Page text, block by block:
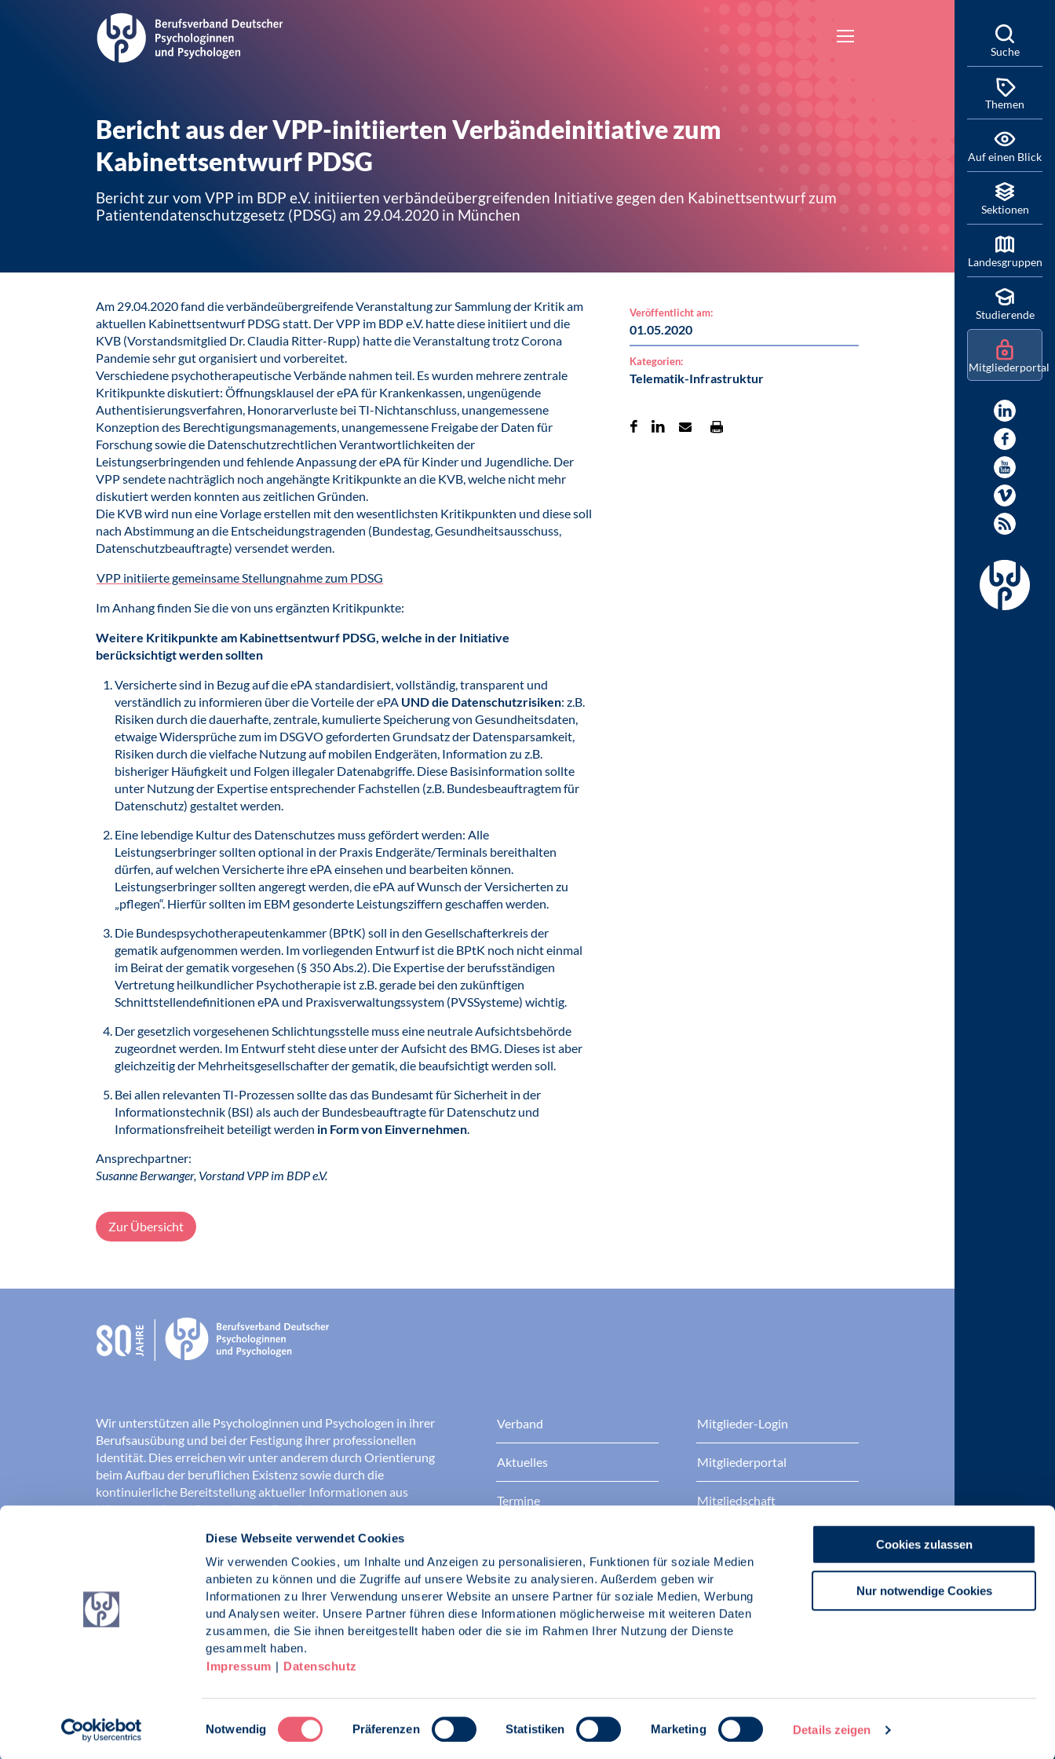
Diese Webseite verwendet Cookies
Wir verwenden Cookies, um Inhalte und Anzeigen zu personalisieren, Funktionen für soziale Medien
anbieten zu können und die Zugriffe auf unsere Website zu analysieren. Außerdem geben wir
Informationen zu Ihrer Verwendung unserer Website an unsere Partner für soziale Medien, Werbung
und Analysen weiter. Unsere Partner führen diese Informationen möglicherweise mit weiteren Daten
zusammen, die Sie ihnen bereitgestellt haben oder die sie im Rahmen Ihrer Nutzung der Dienste
gesammelt haben.
Impressum | Datenschutz
Einwilligungsauswahl
Notwendig Präferenzen Statistiken Marketing Details zeigen
Cookies zulassen
Nur notwendige Cookies
Bericht aus der VPP-initiierten Verbändeinitiative zum
Kabinettsentwurf PDSG
Bericht zur vom VPP im BDP e.V. initiierten verbändeübergreifenden Initiative gegen den Kabinettsentwurf zum
Patientendatenschutzgesetz (PDSG) am 29.04.2020 in München
Am 29.04.2020 fand die verbändeübergreifende Veranstaltung zur Sammlung der Kritik am
aktuellen Kabinettsentwurf PDSG statt. Der VPP im BDP e.V. hatte diese initiiert und die
KVB (Vorstandsmitglied Dr. Claudia Ritter-Rupp) hatte die Veranstaltung trotz Corona
Pandemie sehr gut organisiert und vorbereitet.
Verschiedene psychotherapeutische Verbände nahmen teil. Es wurden mehrere zentrale
Kritikpunkte diskutiert: Öffnungsklausel der ePA für Krankenkassen, ungenügende
Authentisierungsverfahren, Honorarverluste bei TI-Nichtanschluss, unangemessene
Konzeption des Berechtigungsmanagements, unangemessene Freigabe der Daten für
Forschung sowie die Datenschutzrechtlichen Verantwortlichkeiten der
Leistungserbringenden und fehlende Anpassung der ePA für Kinder und Jugendliche. Der
VPP sendete nachträglich noch angehängte Kritikpunkte an die KVB, welche nicht mehr
diskutiert werden konnten aus zeitlichen Gründen.
Die KVB wird nun eine Vorlage erstellen mit den wesentlichsten Kritikpunkten und diese soll
nach Abstimmung an die Entscheidungstragenden (Bundestag, Gesundheitsausschuss,
Datenschutzbeauftragte) versendet werden.
VPP initiierte gemeinsame Stellungnahme zum PDSG
Im Anhang finden Sie die von uns ergänzten Kritikpunkte:
Weitere Kritikpunkte am Kabinettsentwurf PDSG, welche in der Initiative
berücksichtigt werden sollten
Versicherte sind in Bezug auf die ePA standardisiert, vollständig, transparent und
verständlich zu informieren über die Vorteile der ePA UND die Datenschutzrisiken: z.B.
Risiken durch die dauerhafte, zentrale, kumulierte Speicherung von Gesundheitsdaten,
etwaige Widersprüche zum im DSGVO geforderten Grundsatz der Datensparsamkeit,
Risiken durch die vielfache Nutzung auf mobilen Endgeräten, Information zu z.B.
bisheriger Häufigkeit und Folgen illegaler Datenabgriffe. Diese Basisinformation sollte
unter Nutzung der Expertise entsprechender Fachstellen (z.B. Bundesbeauftragtem für
Datenschutz) gestaltet werden.
Eine lebendige Kultur des Datenschutzes muss gefördert werden: Alle
Leistungserbringer sollten optional in der Praxis Endgeräte/Terminals bereithalten
dürfen, auf welchen Versicherte ihre ePA einsehen und bearbeiten können.
Leistungserbringer sollten angeregt werden, die ePA auf Wunsch der Versicherten zu
„pflegen“. Hierfür sollten im EBM gesonderte Leistungsziffern geschaffen werden.
Die Bundespsychotherapeutenkammer (BPtK) soll in den Gesellschafterkreis der
gematik aufgenommen werden. Im vorliegenden Entwurf ist die BPtK noch nicht einmal
im Beirat der gematik vorgesehen (§ 350 Abs.2). Die Expertise der berufsständigen
Vertretung heilkundlicher Psychotherapie ist z.B. gerade bei den zukünftigen
Schnittstellendefinitionen ePA und Praxisverwaltungssystem (PVSSysteme) wichtig.
Der gesetzlich vorgesehenen Schlichtungsstelle muss eine neutrale Aufsichtsbehörde
zugeordnet werden. Im Entwurf steht diese unter der Aufsicht des BMG. Dieses ist aber
gleichzeitig der Mehrheitsgesellschafter der gematik, die beaufsichtigt werden soll.
Bei allen relevanten TI-Prozessen sollte das das Bundesamt für Sicherheit in der
Informationstechnik (BSI) als auch der Bundesbeauftragte für Datenschutz und
Informationsfreiheit beteiligt werden in Form von Einvernehmen.
Ansprechpartner:
Susanne Berwanger, Vorstand VPP im BDP e.V.
Veröffentlicht am:
01.05.2020
Kategorien:
Telematik-Infrastruktur
Zur Übersicht
Wir unterstützen alle Psychologinnen und Psychologen in ihrer
Berufsausübung und bei der Festigung ihrer professionellen
Identität. Dies erreichen wir unter anderem durch Orientierung
beim Aufbau der beruflichen Existenz sowie durch die
kontinuierliche Bereitstellung aktueller Informationen aus
Wissenschaft und Praxis für den Berufsalltag.
Wir erschließen und sichern Berufsfelder und sorgen dafür, dass
Erkenntnisse der Psychologie kompetent und verantwortungsvoll
umgesetzt werden. Darüber hinaus stärken wir das Ansehen aller
Psychologinnen und Psychologen in der Öffentlichkeit und
vertreten eigene berufspolitische Positionen in der Gesellschaft.
Berufsverband Deutscher Psychologinnen und Psychologen
Verband
Aktuelles
Termine
Berufsethik
Fach- und Berufspolitik
Mitglieder-Login
Mitgliederportal
Mitgliedschaft
BDP Zertifizierungen
Impressum
Suche
Themen
Auf einen Blick
Sektionen
Landesgruppen
Studierende
Mitgliederportal